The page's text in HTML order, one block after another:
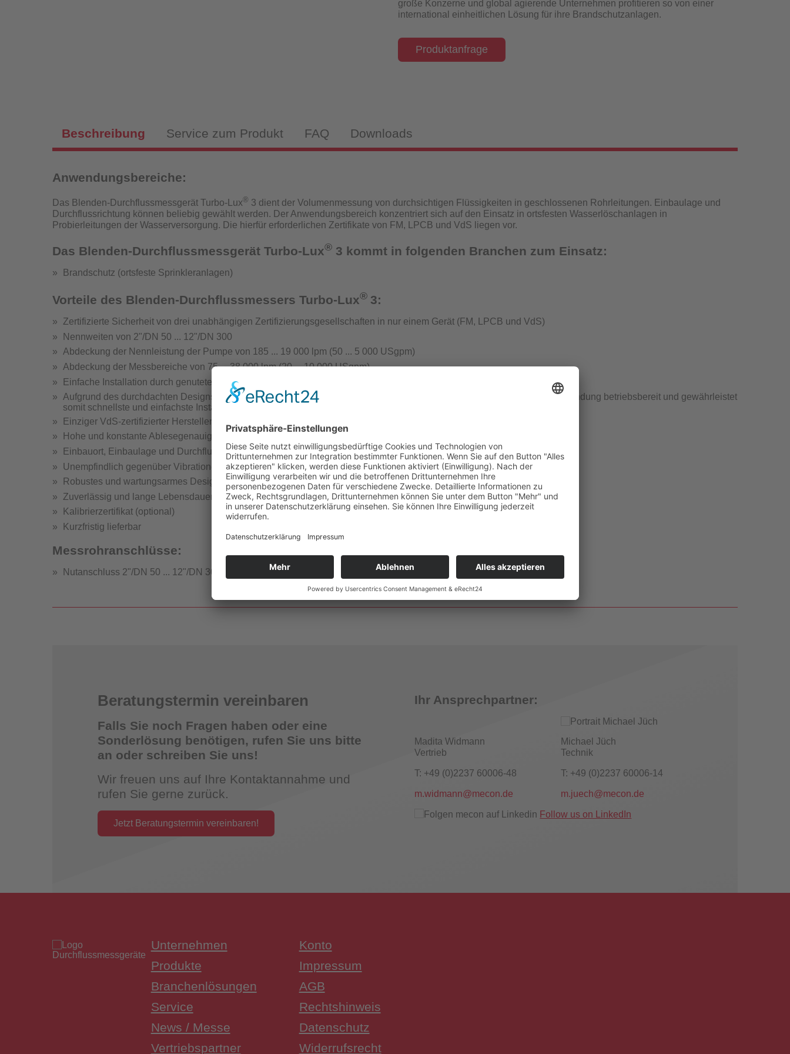
Füllstandanzeiger
Prüfgeräte
Hydrantenprüfgerät Löschwasserversorgung
Hydrantenprüfgerät Wassernetzanalysen
Wandhydrantenprüfgerät
Testeinrichtungen
Strömungsmelder Tester
Hydrantenprüfgeräte für die Löschwasserversorgung
Wandhydrantenprüfgeräte
Strömungsmelder-Tester für Sprinkleranlagen
UW3 Serie Überwachungsschalter
große Konzerne und global agierende Unternehmen profitieren so von einer
international einheitlichen Lösung für ihre Brandschutzanlagen.
Produktanfrage
Beschreibung Service zum Produkt FAQ Downloads
Anwendungsbereiche:
Das Blenden-Durchflussmessgerät Turbo-Lux® 3 dient der Volumenmessung von durchsichtigen Flüssigkeiten in geschlossenen Rohrleitungen. Einbaulage und
Durchflussrichtung können beliebig gewählt werden. Der Anwendungsbereich konzentriert sich auf den Einsatz in ortsfesten Wasserlöschanlagen in
Probierleitungen der Wasserversorgung. Die hierfür erforderlichen Zertifikate von FM, LPCB und VdS liegen vor.
Das Blenden-Durchflussmessgerät Turbo-Lux®3 kommt in folgenden Branchen zum Einsatz:
Brandschutz (ortsfeste Sprinkleranlagen)
Vorteile des Blenden-Durchflussmessers Turbo-Lux® 3:
Zertifizierte Sicherheit von drei unabhängigen Zertifizierungsgesellschaften in nur einem Gerät (FM, LPCB und VdS)
Nennweiten von 2"/DN 50 ... 12"/DN 300
Abdeckung der Nennleistung der Pumpe von 185 ... 19 000 lpm (50 ... 5 000 USgpm)
Abdeckung der Messbereiche von 75 ... 38 000 lpm (20 ... 10 000 USgpm)
Einfache Installation durch genuteten Anschluss an das Rohrleitungsnetz
Aufgrund des durchdachten Designs ist nach dem Anschluss an das Rohrleitungsnetz das Gerät mit nur einer Schraubverbindung betriebsbereit und gewährleistet
somit schnellste und einfachste Installation
Einziger VdS-zertifizierter Hersteller mit Nutanschluss
Hohe und konstante Ablesegenauigkeit
Einbauort, Einbaulage und Durchflussrichtung beliebig
Unempfindlich gegenüber Vibrationen
Robustes und wartungsarmes Design
Zuverlässig und lange Lebensdauer
Kalibrierzertifikat (optional)
Kurzfristig lieferbar
Messrohranschlüsse:
Nutanschluss 2"/DN 50 ... 12"/DN 300
Beratungstermin vereinbaren
Falls Sie noch Fragen haben oder eine
Sonderlösung benötigen, rufen Sie uns bitte
an oder schreiben Sie uns!
Wir freuen uns auf Ihre Kontaktannahme und
rufen Sie gerne zurück.
Jetzt Beratungstermin vereinbaren!
Ihr Ansprechpartner:
Madita Widmann
Vertrieb
T: +49 (0)2237 60006-48
m.widmann@mecon.de
Michael Jüch
Technik
T: +49 (0)2237 60006-14
m.juech@mecon.de
Follow us on LinkedIn
Unternehmen
Produkte
Branchenlösungen
Service
News / Messe
Vertriebspartner
Konto
Impressum
AGB
Rechtshinweis
Datenschutz
Widerrufsrecht